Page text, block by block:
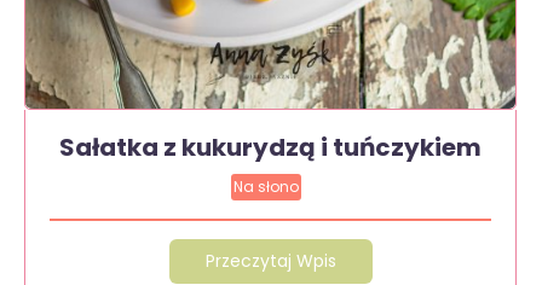
Sałatka z kukurydzą i tuńczykiem
Na słono
Przeczytaj Wpis